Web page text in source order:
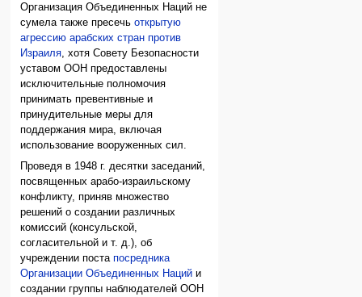
Организация Объединенных Наций не
сумела также пресечьоткрытую
агрессию арабских стран против
Израиля, хотя Совету Безопасности
уставом ООН предоставлены
исключительные полномочия
принимать превентивные и
принудительные меры для
поддержания мира, включая
использование вооруженных сил.
Проведя в 1948 г. десятки заседаний,
посвященных арабо-израильскому
конфликту, приняв множество
решений о создании различных
комиссий (консульской,
согласительной и т. д.), об
учреждении постапосредника
Организации Объединенных Наций и
создании группы наблюдателей ООН